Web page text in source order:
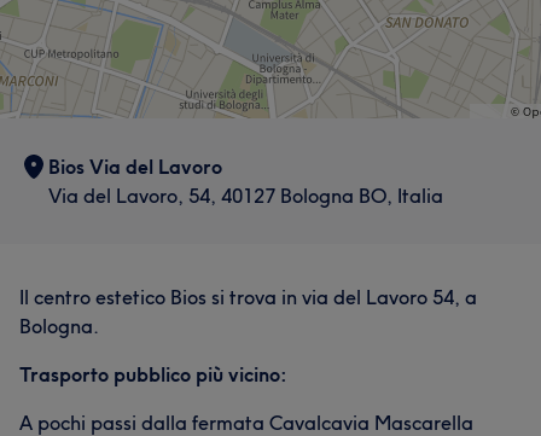
Bios Via del Lavoro
Via del Lavoro, 54, 40127 Bologna BO, Italia
Il centro estetico Bios si trova in via del Lavoro 54, a
Bologna.
Trasporto pubblico più vicino:
A pochi passi dalla fermata Cavalcavia Mascarella